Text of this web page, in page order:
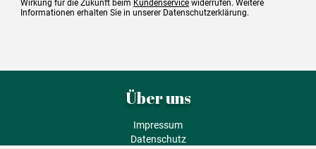
Wirkung für die Zukunft beim Kundenservice widerrufen. Weitere
Informationen erhalten Sie in unserer Datenschutzerklärung.
Über uns
Impressum
Datenschutz